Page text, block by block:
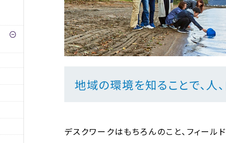
地域の環境を知ることで、人
デスクワークはもちろんのこと、フィー